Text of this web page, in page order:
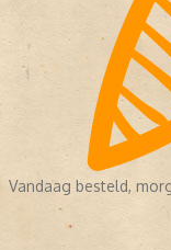
Vandaag besteld,